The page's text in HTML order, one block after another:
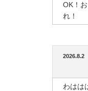
OK！
れ！
2026.8.2
わはは